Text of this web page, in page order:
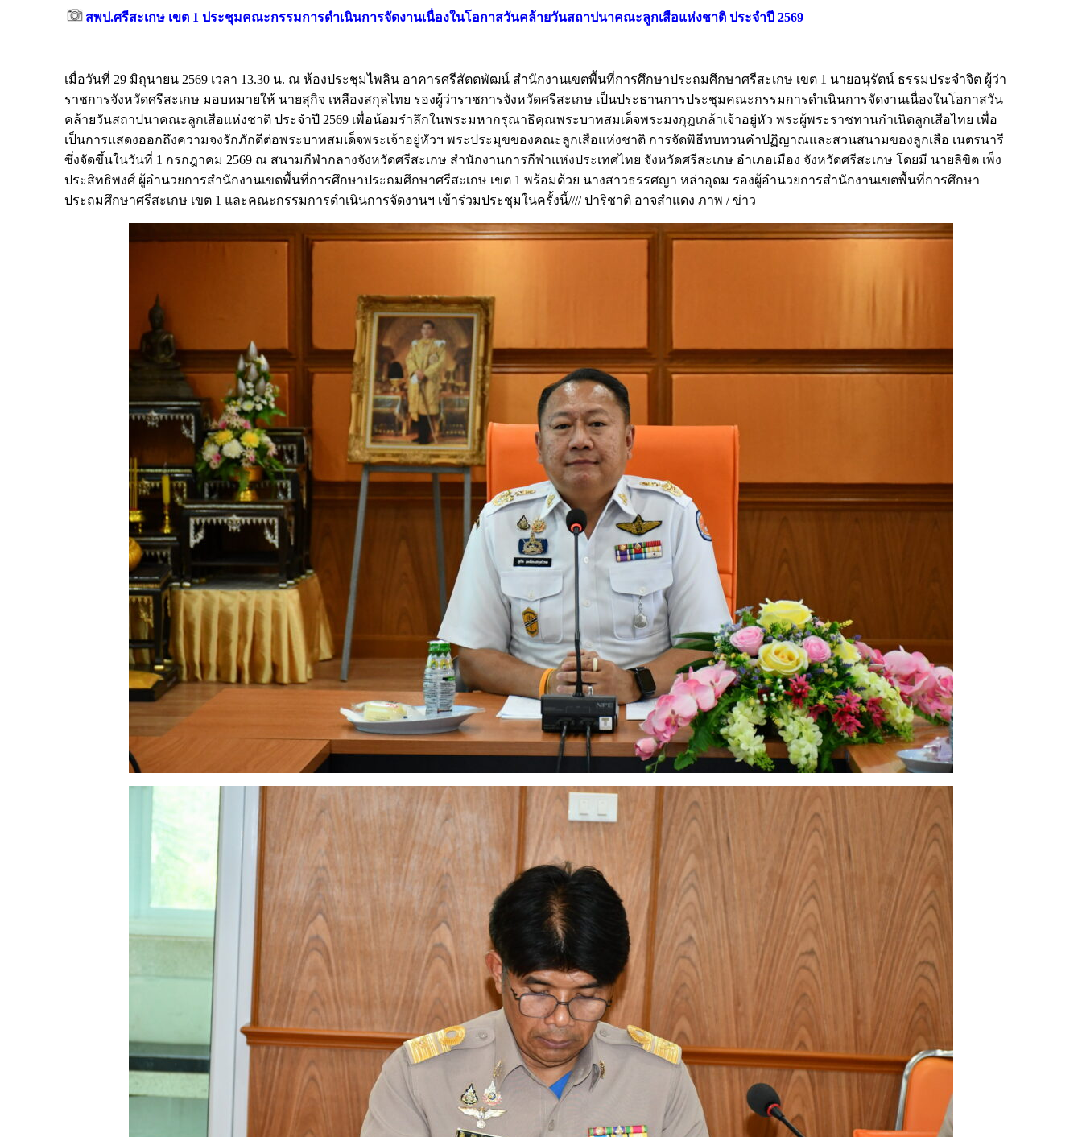
สพป.ศรีสะเกษ เขต 1 ประชุมคณะกรรมการดำเนินการจัดงานเนื่องในโอกาสวันคล้ายวันสถาปนาคณะลูกเสือแห่งชาติ ประจำปี 2569
เมื่อวันที่ 29 มิถุนายน 2569 เวลา 13.30 น. ณ ห้องประชุมไพลิน อาคารศรีสัตตพัฒน์ สำนักงานเขตพื้นที่การศึกษาประถมศึกษาศรีสะเกษ เขต 1 นายอนุรัตน์ ธรรมประจำจิต ผู้ว่า
ราชการจังหวัดศรีสะเกษ มอบหมายให้ นายสุกิจ เหลืองสกุลไทย รองผู้ว่าราชการจังหวัดศรีสะเกษ เป็นประธานการประชุมคณะกรรมการดำเนินการจัดงานเนื่องในโอกาสวัน
คล้ายวันสถาปนาคณะลูกเสือแห่งชาติ ประจำปี 2569 เพื่อน้อมรำลึกในพระมหากรุณาธิคุณพระบาทสมเด็จพระมงกุฎเกล้าเจ้าอยู่หัว พระผู้พระราชทานกำเนิดลูกเสือไทย เพื่อ
เป็นการแสดงออกถึงความจงรักภักดีต่อพระบาทสมเด็จพระเจ้าอยู่หัวฯ พระประมุขของคณะลูกเสือแห่งชาติ การจัดพิธีทบทวนคำปฏิญาณและสวนสนามของลูกเสือ เนตรนารี
ซึ่งจัดขึ้นในวันที่ 1 กรกฎาคม 2569 ณ สนามกีฬากลางจังหวัดศรีสะเกษ สำนักงานการกีฬาแห่งประเทศไทย จังหวัดศรีสะเกษ อำเภอเมือง จังหวัดศรีสะเกษ โดยมี นายลิขิต เพ็ง
ประสิทธิพงศ์ ผู้อำนวยการสำนักงานเขตพื้นที่การศึกษาประถมศึกษาศรีสะเกษ เขต 1 พร้อมด้วย นางสาวธรรศญา หล่าอุดม รองผู้อำนวยการสำนักงานเขตพื้นที่การศึกษา
ประถมศึกษาศรีสะเกษ เขต 1 และคณะกรรมการดำเนินการจัดงานฯ เข้าร่วมประชุมในครั้งนี้//// ปาริชาติ อาจสำแดง ภาพ / ข่าว